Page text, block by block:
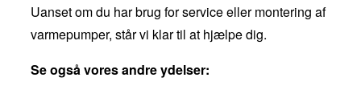
Uanset om du har brug for service eller montering af
varmepumper, står vi klar til at hjælpe dig.
Se også vores andre ydelser: